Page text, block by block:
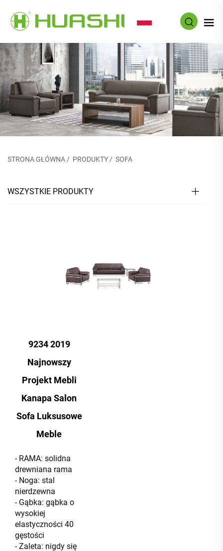
STRONA GŁÓWNA / PRODUKTY / SOFA
WSZYSTKIE PRODUKTY
9234 2019
Najnowszy
Projekt Mebli
Kanapa Salon
Sofa Luksusowe
Meble
- RAMA: solidna
drewniana rama
- Noga: stal
nierdzewna
- Gąbka: gąbka o
wysokiej
elastyczności 40
gęstości
- Zaleta: nigdy się